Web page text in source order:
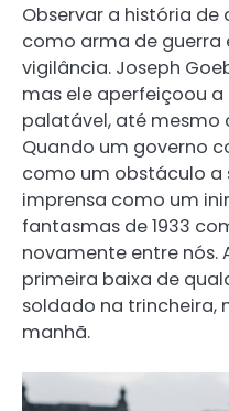
Observar a história
como arma de guerra
vigilância. Joseph
mas ele aperfeiçoou
palatável, até mesmo
Quando um governo
como um obstáculo a
imprensa como um
fantasmas de 1933
novamente entre nós.
primeira baixa de
soldado na trincheira,
manhã.